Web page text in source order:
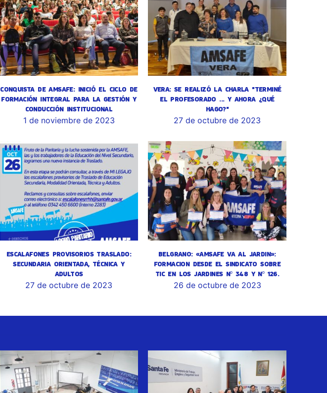
CONQUISTA DE AMSAFE: INICIÓ EL CICLO DE
FORMACIÓN INTEGRAL PARA LA GESTIÓN Y
CONDUCCIÓN INSTITUCIONAL
1 de noviembre de 2023
VERA: SE REALIZÓ LA CHARLA "TERMINÉ
EL PROFESORADO ... Y AHORA ¿QUÉ
HAGO?"
27 de octubre de 2023
ESCALAFONES PROVISORIOS TRASLADO:
SECUNDARIA ORIENTADA, TÉCNICA Y
ADULTOS
27 de octubre de 2023
BELGRANO: «AMSAFE VA AL JARDIN»:
FORMACION DESDE EL SINDICATO SOBRE
TIC EN LOS JARDINES Nº 348 Y Nº 126.
26 de octubre de 2023